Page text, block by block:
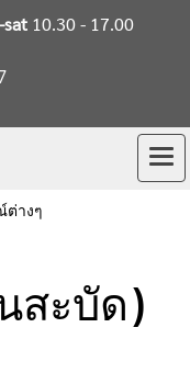
10.30 - 17.00
ต่างๆ
สะบัด)